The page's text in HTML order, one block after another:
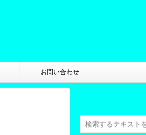
お問い合わせ